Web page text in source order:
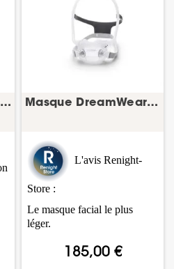
Masque Amara View – PPC facial – Philips Masque DreamWear Full Face – PPC facial – Philips
185,00 €
L'avis Renight-
Store :
Le masque facial le plus
léger.